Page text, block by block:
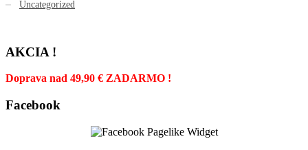
Uncategorized
AKCIA !
Doprava nad 49,90 € ZADARMO !
Facebook